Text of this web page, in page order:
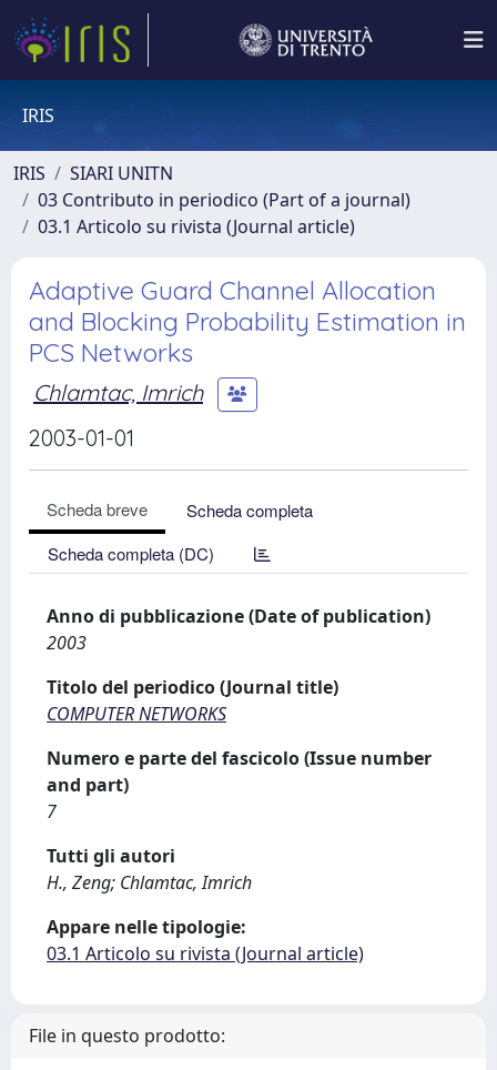
IRIS
IRIS
SIARI UNITN
03 Contributo in periodico (Part of a journal)
03.1 Articolo su rivista (Journal article)
Adaptive Guard Channel Allocation
and Blocking Probability Estimation in
PCS Networks
Chlamtac, Imrich
2003-01-01
Scheda breve
Scheda completa
Scheda completa (DC)
Anno di pubblicazione (Date of publication)
2003
Titolo del periodico (Journal title)
COMPUTER NETWORKS
Numero e parte del fascicolo (Issue number
and part)
7
Tutti gli autori
H., Zeng; Chlamtac, Imrich
Appare nelle tipologie:
03.1 Articolo su rivista (Journal article)
File in questo prodotto: